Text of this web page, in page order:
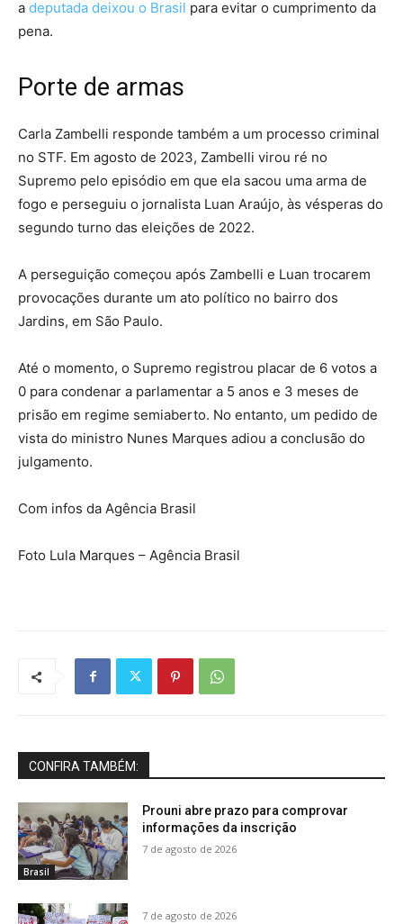
a deputada deixou o Brasil para evitar o cumprimento da
pena.
Porte de armas
Carla Zambelli responde também a um processo criminal
no STF. Em agosto de 2023, Zambelli virou ré no
Supremo pelo episódio em que ela sacou uma arma de
fogo e perseguiu o jornalista Luan Araújo, às vésperas do
segundo turno das eleições de 2022.
A perseguição começou após Zambelli e Luan trocarem
provocações durante um ato político no bairro dos
Jardins, em São Paulo.
Até o momento, o Supremo registrou placar de 6 votos a
0 para condenar a parlamentar a 5 anos e 3 meses de
prisão em regime semiaberto. No entanto, um pedido de
vista do ministro Nunes Marques adiou a conclusão do
julgamento.
Com infos da Agência Brasil
Foto Lula Marques – Agência Brasil
CONFIRA TAMBÉM:
Brasil
Prouni abre prazo para comprovar
informações da inscrição
7 de agosto de 2026
7 de agosto de 2026